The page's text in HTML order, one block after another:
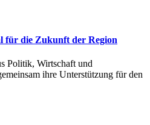
für die Zukunft der Region
Politik, Wirtschaft und
ihre Unterstützung für den